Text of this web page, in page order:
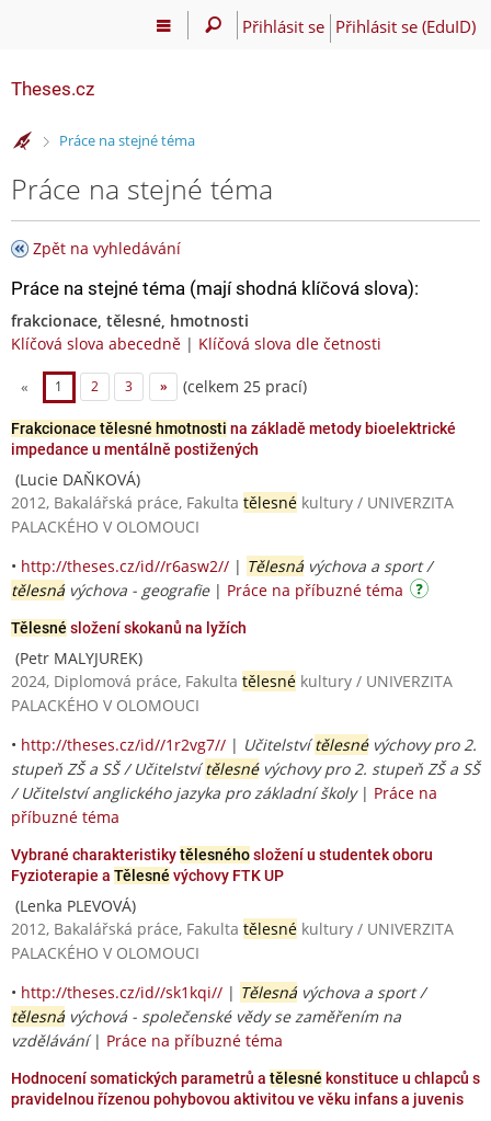
Přihlásit se Přihlásit se (EduID)
Theses.cz
>Práce na stejné téma
Práce na stejné téma
Zpět na vyhledávání
Práce na stejné téma (mají shodná klíčová slova):
frakcionace, tělesné, hmotnosti
Klíčová slova abecedně | Klíčová slova dle četnosti
« 1 2 3 » (celkem 25 prací)
Frakcionace tělesné hmotnosti na základě metody bioelektrické
impedance u mentálně postižených
(Lucie DAŇKOVÁ)
2012, Bakalářská práce, Fakulta tělesné kultury / UNIVERZITA
PALACKÉHO V OLOMOUCI
• http://theses.cz/id//r6asw2// | Tělesnávýchova a sport /
tělesnávýchova - geografie| Práce na příbuzné téma
Tělesné složení skokanů na lyžích
(Petr MALYJUREK)
2024, Diplomová práce, Fakulta tělesné kultury / UNIVERZITA
PALACKÉHO V OLOMOUCI
• http://theses.cz/id//1r2vg7// | Učitelstvítělesnévýchovy pro 2.
stupeň ZŠ a SŠ / Učitelstvítělesnévýchovy pro 2. stupeň ZŠ a SŠ
/ Učitelství anglického jazyka pro základní školy| Práce na
příbuzné téma
Vybrané charakteristikytělesnéhosložení u studentek oboru
Fyzioterapie a Tělesné výchovy FTK UP
(Lenka PLEVOVÁ)
2012, Bakalářská práce, Fakulta tělesné kultury / UNIVERZITA
PALACKÉHO V OLOMOUCI
• http://theses.cz/id//sk1kqi// | Tělesnávýchova a sport /
tělesnávýchová - společenské vědy se zaměřením na
vzdělávání| Práce na příbuzné téma
Hodnocení somatických parametrů a tělesné konstituce u chlapců s
pravidelnou řízenou pohybovou aktivitou ve věku infans a juvenis